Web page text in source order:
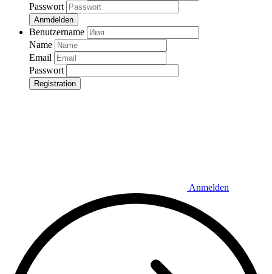
Passwort
Anmdelden
Benutzername
Name
Email
Passwort
Registration
Anmelden